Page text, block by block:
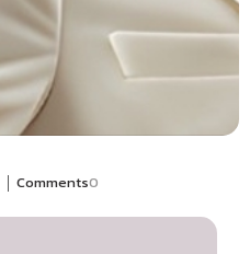
| Comments0